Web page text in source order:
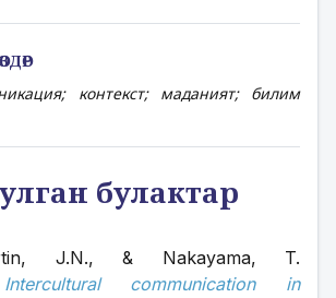
контекст; маданият; билим
булактар
J.N., & Nakayama, T.
Intercultural communication in